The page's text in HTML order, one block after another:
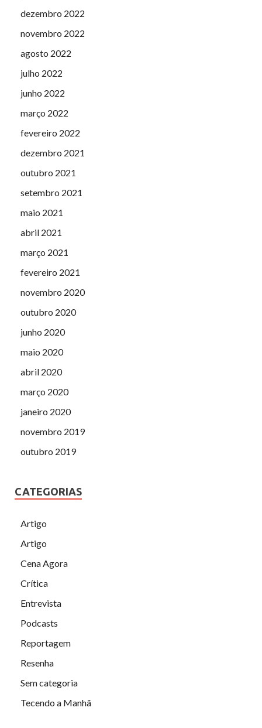
dezembro 2022
novembro 2022
agosto 2022
julho 2022
junho 2022
março 2022
fevereiro 2022
dezembro 2021
outubro 2021
setembro 2021
maio 2021
abril 2021
março 2021
fevereiro 2021
novembro 2020
outubro 2020
junho 2020
maio 2020
abril 2020
março 2020
janeiro 2020
novembro 2019
outubro 2019
CATEGORIAS
Artigo
Artigo
Cena Agora
Crítica
Entrevista
Podcasts
Reportagem
Resenha
Sem categoria
Tecendo a Manhã